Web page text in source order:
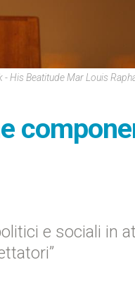
- His Beatitude Mar Louis
e sociali in